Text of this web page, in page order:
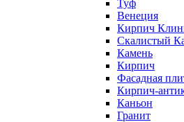
Туф
Венеция
Кирпич
Скалистый
Камень
Кирпич
Фасадная
Кирпич-
Каньон
Гранит